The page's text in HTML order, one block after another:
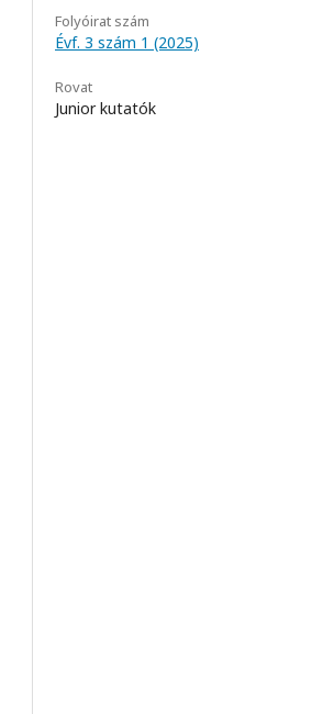
Folyóirat szám
Évf. 3 szám 1 (2025)
Rovat
Junior kutatók